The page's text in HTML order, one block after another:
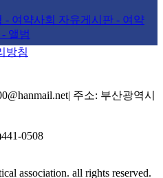
- 여약사회 자유게시판 - 여약
- 앨범
방침
| 주소: 부산광역시
0508
association. all rights reserved.